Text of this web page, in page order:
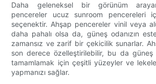
Daha geleneksel bir görünüm
pencereler ucuz sunroom pencereleri
seçenektir. Ahşap pencereler vinil veya
daha pahalı olsa da, güneş odanızın
zamansız ve zarif bir çekicilik sunarlar.
son derece özelleştirilebilir, bu da güneş
tamamlamak için çeşitli yüzeyler ve
yapmanızı sağlar.